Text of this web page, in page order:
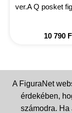
ver.A Q posket
10 790
A FiguraNet
érdekében,
számodra.